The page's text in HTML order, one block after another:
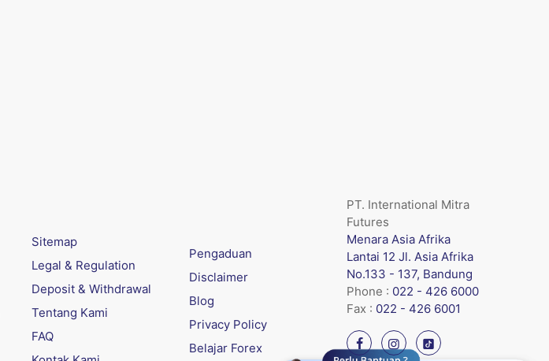
Sitemap
Legal & Regulation
Deposit & Withdrawal
Tentang Kami
FAQ
Pengaduan
Disclaimer
Blog
Privacy Policy
Belajar Forex
PT. International Mitra
Futures
Menara Asia Afrika
Lantai 12 Jl. Asia Afrika
No.133 - 137, Bandung
Phone : 022 - 426 6000
Fax : 022 - 426 6001